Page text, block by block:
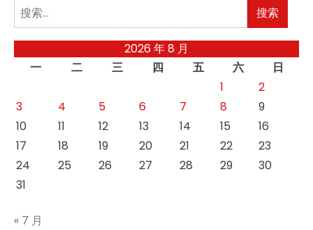
搜
索：
2026 年 8 月
一
二 三 四 五 六
日
1
2
3
4 5 6 7 8
9
10
11 12 13 14 15
16
17
18 19 20 21 22
23
24
25 26 27 28 29
30
31
« 7 月